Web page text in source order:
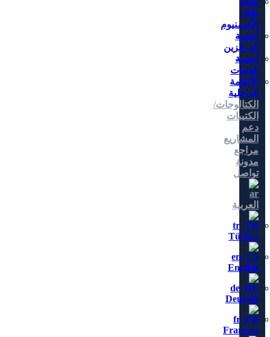
طلاء
الألومنيوم
أنظمة
الدرابزين
أنظمة
العتبات
الأنظمة
الداخلية
الكتالوجات/
الكتيبات
دعم
المشاريع
مراجع
مدونة
تواصل
العربية
Türkçe
English
Deutsch
Français